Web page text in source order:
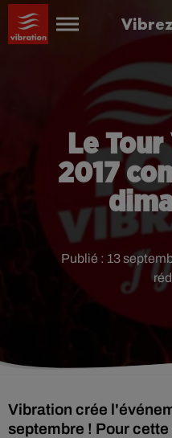
Le
2017
Publié : 13
Vibration crée
septembre ! Pour